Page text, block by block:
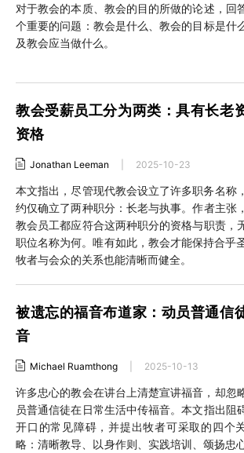
对于教会的本质、教会的目的所做的论述，回
个重要的问题：教会是什么、教会的目标是什
及教会应当做什么。
教会受薪员工分为两类：具有长老
资格
Jonathan Leeman 2025-10-23
本文指出，尽管现代教会设立了许多职务名称
约仅确立了两种职分：长老与执事。作者主张
教会员工都应符合这两种职分的资格与职责，
职位名称为何。唯有如此，教会才能保持合乎
牧者与会众的关系也能清晰而健全。
被遗忘的福音布道家：动员普通信
音
Michael Ruamthong 2025-10-13
许多忠心的教会在讲台上清楚宣讲福音，却忽
员普通信徒在日常生活中传福音。本文指出阻
开口的常见障碍，并提出牧者可采取的四个
略：清晰教导、以身作则、实践培训、颂扬忠